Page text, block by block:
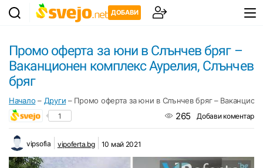
ДОБАВИ
Промо оферта за юни в Слънчев бряг –
Ваканционен комплекс Аурелия, Слънчев
бряг
Начало – Други – Промо оферта за юни в Слънчев бряг –
1 265 Добави коментар
vipsofia vipoferta.bg 10 май 2021